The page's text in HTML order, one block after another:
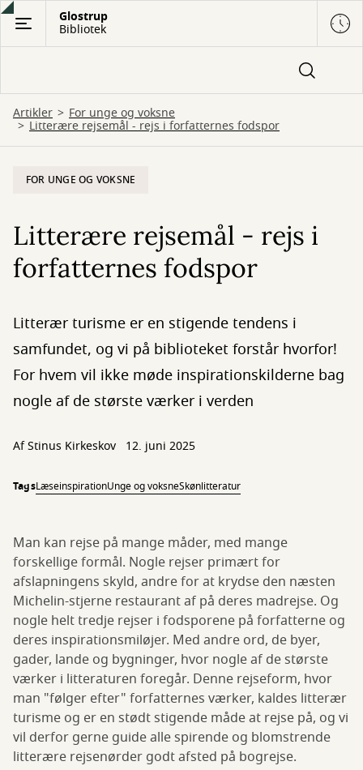
Gå
hovedindhold
Glostrup
Bibliotek
Artikler For unge og voksne
Litterære rejsemål - rejs i forfatternes fodspor
FOR UNGE OG VOKSNE
Litterære rejsemål - rejs i
forfatternes fodspor
Litterær turisme er en stigende tendens i
samfundet, og vi på biblioteket forstår hvorfor!
For hvem vil ikke møde inspirationskilderne bag
nogle af de største værker i verden
AfStinus Kirkeskov 12. juni 2025
TagsLæseinspirationUnge og voksneSkønlitteratur
Man kan rejse på mange måder, med mange
forskellige formål. Nogle rejser primært for
afslapningens skyld, andre for at krydse den næsten
Michelin-stjerne restaurant af på deres madrejse. Og
nogle helt tredje rejser i fodsporene på forfatterne og
deres inspirationsmiløjer. Med andre ord, de byer,
gader, lande og bygninger, hvor nogle af de største
værker i litteraturen foregår. Denne rejseform, hvor
man "følger efter" forfatternes værker, kaldes litterær
turisme og er en stødt stigende måde at rejse på, og vi
vil derfor gerne guide alle spirende og blomstrende
litterære rejsenørder godt afsted på bogrejse.